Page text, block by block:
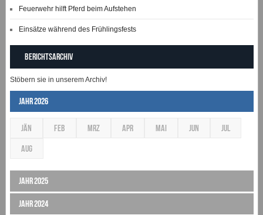
Feuerwehr hilft Pferd beim Aufstehen
Einsätze während des Frühlingsfests
Berichtsarchiv
Stöbern sie in unserem Archiv!
Jahr 2026
JÄN FEB MRZ APR MAI JUN JUL
AUG
Jahr 2025
Jahr 2024